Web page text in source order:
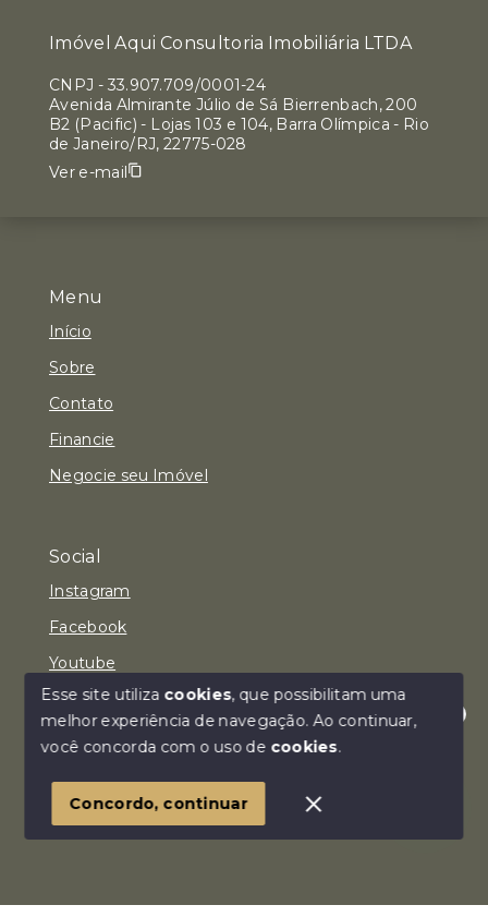
Olá! Estamos disponíveis para te ajudar.
Menu
Início
Sobre
Contato
Financie
Negocie seu Imóvel
Social
Instagram
Facebook
Youtube
© Copyright 2026 - Imóvel Aqui Consultoria Imobiliária
SITE PARA IMOBILIARIA
Imóvel Aqui Consultoria Imobiliária LTDA
CNPJ - 33.907.709/0001-24
Avenida Almirante Júlio de Sá Bierrenbach, 200
B2 (Pacific) - Lojas 103 e 104, Barra Olímpica - Rio
de Janeiro/RJ, 22775-028
Ver e-mail
Esse site utiliza cookies, que possibilitam uma
melhor experiência de navegação.Ao continuar,
você concorda com o uso de cookies.
Concordo, continuar